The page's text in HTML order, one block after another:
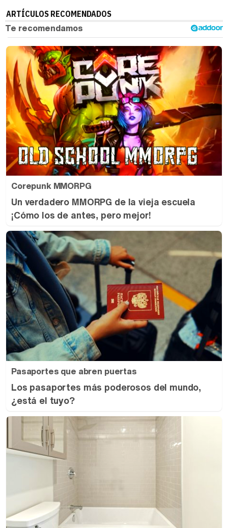
ARTÍCULOS RECOMENDADOS
Corepunk MMORPG
Un verdadero MMORPG de la vieja escuela
¡Cómo los de antes, pero mejor!
Pasaportes que abren puertas
Los pasaportes más poderosos del mundo,
¿está el tuyo?